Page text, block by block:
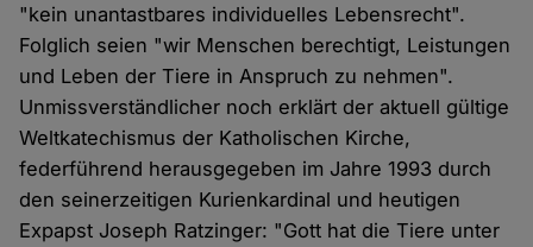
"kein unantastbares individuelles Lebensrecht".
Folglich seien "wir Menschen berechtigt, Leistungen
und Leben der Tiere in Anspruch zu nehmen".
Unmissverständlicher noch erklärt der aktuell gültige
Weltkatechismus der Katholischen Kirche,
federführend herausgegeben im Jahre 1993 durch
den seinerzeitigen Kurienkardinal und heutigen
Expapst Joseph Ratzinger: "Gott hat die Tiere unter